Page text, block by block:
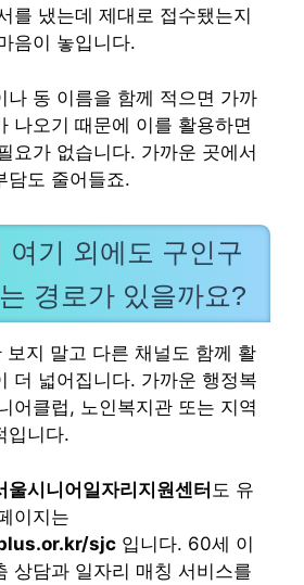
를 냈는데 제대로 접수됐는지
음이 놓입니다.
나 동 이름을 함께 적으면 가까
나오기 때문에 이를 활용하면
요가 없습니다. 가까운 곳에서
담도 줄어들죠.
여기 외에도 구인구
경로가 있을까요?
보지 말고 다른 채널도 함께 활
더 넓어집니다. 가까운 행정복
어클럽, 노인복지관 또는 지역
입니다.
울시니어일자리지원센터 도 유
이지는
sjc 입니다. 60세 이
상담과 일자리 매칭 서비스를